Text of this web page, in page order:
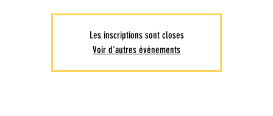
Les inscriptions sont closes
Voir d'autres événements